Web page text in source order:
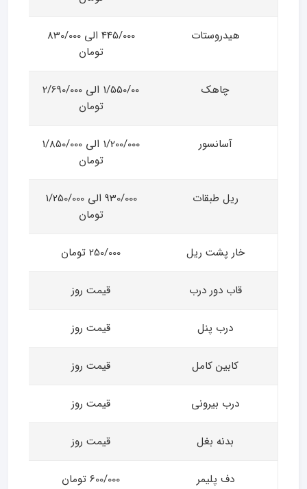
هیدروستات
445/000 الی 830/000
تومان
چاهک
1/550/00 الی 2/690/000
تومان
آسانسور
1/200/000 الی 1/850/000
تومان
ریل طبقات
930/000 الی 1/250/000
تومان
خار پشت ریل 250/000 تومان
قاب دور درب قیمت روز
درب پنل قیمت روز
کابین کامل قیمت روز
درب بیرونی قیمت روز
بدنه بغل قیمت روز
دف پلیمر 600/000 تومان